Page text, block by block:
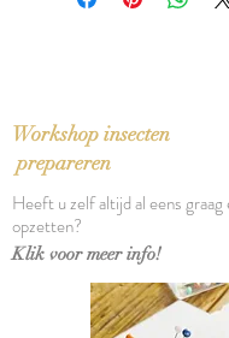
ISBN: 9002146701
Aantal pagina's: 32
Eerste druk
Workshop insecten
prepareren
Heeft u zelf altijd al eens graag
opzetten?
Klik voor meer info!